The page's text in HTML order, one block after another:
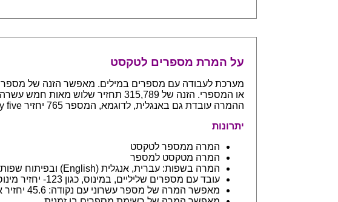
על המרת מספרים לטקסט
ההמרה עובדת גם באנגלית, לדוגמא, המספר 765 יחזיר seven hundreds and sixty five
יתרונות
המרה ממספר לטקסט
המרה מטקסט למספר
המרה בשפות: עברית, אנגלית (English) ובפיתוח שפות נספות
עובד עם מספרים שליליים, במינוס, כגון 123- יחזיר מינוס מאה עשרים ושלוש
מאפשר המרה של מספר עשרוני עם נקודה: 45.6 יחזיר ארבעים וחמש נקודה שש